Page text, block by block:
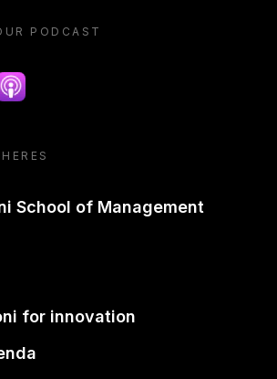
PODCAST
podcast
School of Management
for innovation